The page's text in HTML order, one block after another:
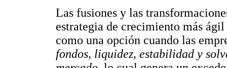
Las fusiones y las
estrategia de crecimiento más
como una opción cuando las
fondos, liquidez, estabilidad y